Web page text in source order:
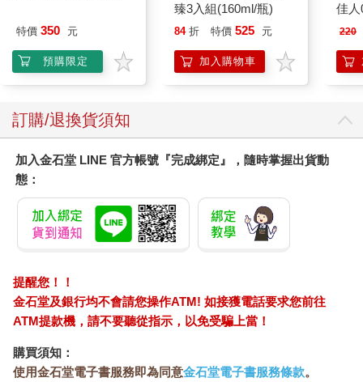
特價 350 元
預購限定
臻3入組(160ml/瓶)
84 折 特價 525 元
加入購物車
佳人
220
訂購/退換貨須知
加入金石堂 LINE 官方帳號『完成綁定』，隨時掌握出貨動
態：
提醒您！！
金石堂及銀行均不會請您操作ATM! 如接獲電話要求您前往
ATM提款機，請不要聽從指示，以免受騙上當！
購買須知：
使用金石堂電子書服務即為同意金石堂電子書服務條款。